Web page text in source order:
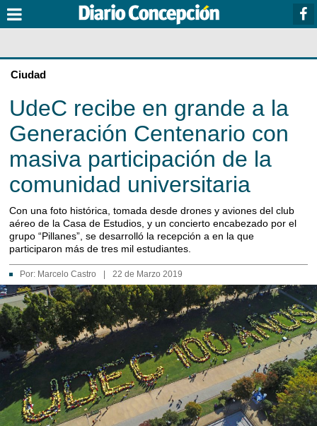
Ciudad
UdeC recibe en grande a la
Generación Centenario con
masiva participación de la
comunidad universitaria
Con una foto histórica, tomada desde drones y aviones del club
aéreo de la Casa de Estudios, y un concierto encabezado por el
grupo “Pillanes”, se desarrolló la recepción a en la que
participaron más de tres mil estudiantes.
Por: Marcelo Castro 22 de Marzo 2019